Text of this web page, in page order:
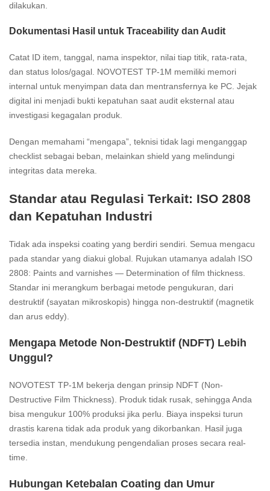
dilakukan.
Dokumentasi Hasil untuk Traceability dan Audit
Catat ID item, tanggal, nama inspektor, nilai tiap titik, rata-rata,
dan status lolos/gagal. NOVOTEST TP-1M memiliki memori
internal untuk menyimpan data dan mentransfernya ke PC. Jejak
digital ini menjadi bukti kepatuhan saat audit eksternal atau
investigasi kegagalan produk.
Dengan memahami “mengapa”, teknisi tidak lagi menganggap
checklist sebagai beban, melainkan shield yang melindungi
integritas data mereka.
Standar atau Regulasi Terkait: ISO 2808
dan Kepatuhan Industri
Tidak ada inspeksi coating yang berdiri sendiri. Semua mengacu
pada standar yang diakui global. Rujukan utamanya adalah ISO
2808: Paints and varnishes — Determination of film thickness.
Standar ini merangkum berbagai metode pengukuran, dari
destruktif (sayatan mikroskopis) hingga non-destruktif (magnetik
dan arus eddy).
Mengapa Metode Non-Destruktif (NDFT) Lebih
Unggul?
NOVOTEST TP-1M bekerja dengan prinsip NDFT (Non-
Destructive Film Thickness). Produk tidak rusak, sehingga Anda
bisa mengukur 100% produksi jika perlu. Biaya inspeksi turun
drastis karena tidak ada produk yang dikorbankan. Hasil juga
tersedia instan, mendukung pengendalian proses secara real-
time.
Hubungan Ketebalan Coating dan Umur